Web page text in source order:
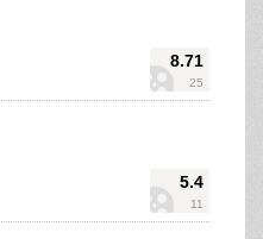
8.71
25
5.4
11